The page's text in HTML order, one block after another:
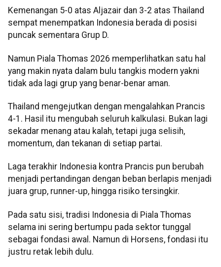
Kemenangan 5-0 atas Aljazair dan 3-2 atas Thailand
sempat menempatkan Indonesia berada di posisi
puncak sementara Grup D.
Namun Piala Thomas 2026 memperlihatkan satu hal
yang makin nyata dalam bulu tangkis modern yakni
tidak ada lagi grup yang benar-benar aman.
Thailand mengejutkan dengan mengalahkan Prancis
4-1. Hasil itu mengubah seluruh kalkulasi. Bukan lagi
sekadar menang atau kalah, tetapi juga selisih,
momentum, dan tekanan di setiap partai.
Laga terakhir Indonesia kontra Prancis pun berubah
menjadi pertandingan dengan beban berlapis menjadi
juara grup, runner-up, hingga risiko tersingkir.
Pada satu sisi, tradisi Indonesia di Piala Thomas
selama ini sering bertumpu pada sektor tunggal
sebagai fondasi awal. Namun di Horsens, fondasi itu
justru retak lebih dulu.